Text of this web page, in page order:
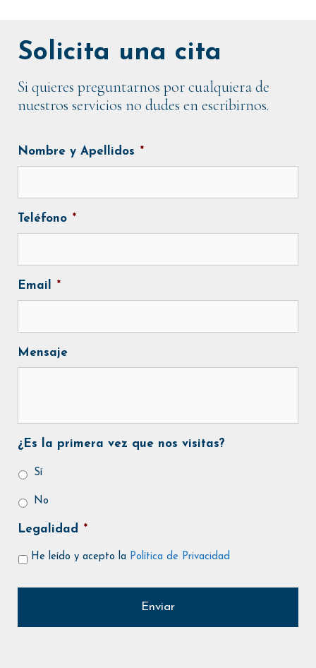
Solicita una cita
Si quieres preguntarnos por cualquiera de
nuestros servicios no dudes en escribirnos.
Nombre y Apellidos *
Teléfono *
Email *
Mensaje
¿Es la primera vez que nos visitas?
Sí
No
Legalidad *
He leído y acepto la Política de Privacidad